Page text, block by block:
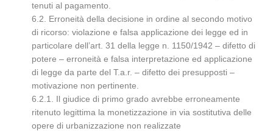
tenuti al pagamento.
6.2. Erroneità della decisione in ordine al secondo motivo
di ricorso: violazione e falsa applicazione dei legge ed in
particolare dell’art. 31 della legge n. 1150/1942 – difetto di
potere – erroneità e falsa interpretazione ed applicazione
di legge da parte del T.a.r. – difetto dei presupposti –
motivazione non pertinente.
6.2.1. Il giudice di primo grado avrebbe erroneamente
ritenuto legittima la monetizzazione in via sostitutiva delle
opere di urbanizzazione non realizzate